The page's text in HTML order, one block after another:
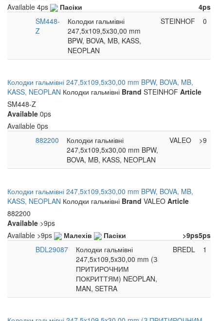
Available 4ps Пасіки
4ps
SM448-
Z
Колодки гальмівні
247,5x109,5x30,00 mm
BPW, BOVA, MB, KASS,
NEOPLAN
STEINHOF 0
Колодки гальмівні 247,5x109,5x30,00 mm BPW, BOVA, MB,
KASS, NEOPLAN Колодки гальмівні Brand STEINHOF Article
SM448-Z
Available 0ps
Available 0ps
882200
Колодки гальмівні
247,5x109,5x30,00 mm BPW,
BOVA, MB, KASS, NEOPLAN
VALEO >9
Колодки гальмівні 247,5x109,5x30,00 mm BPW, BOVA, MB,
KASS, NEOPLAN Колодки гальмівні Brand VALEO Article
882200
Available >9ps
Available >9ps Малехів 5ps
Пасіки
>9ps
BDL29087
Колодки гальмівні
247,5x109,5x30,00 mm (З
ПРИТИРОЧНИМ
ПОКРИТТЯМ) NEOPLAN,
MAN, SETRA
BREDL 1